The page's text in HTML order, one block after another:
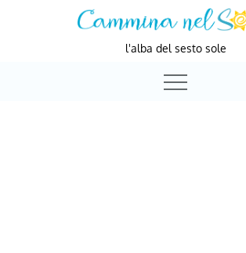
l'alba del sesto sole